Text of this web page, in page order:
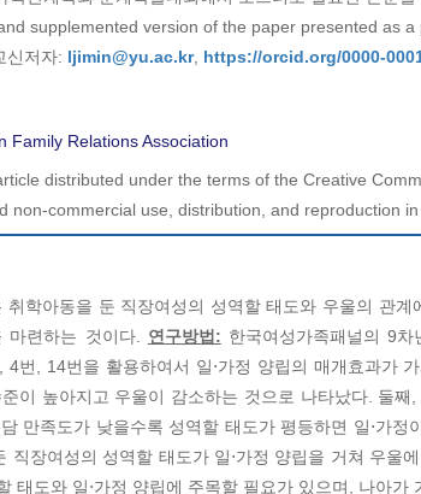
supplemented version of the paper presented as
신저자: ljimin@yu.ac.kr, https://orcid.org/0000-
Family Relations Association
distributed under the terms of the Creative
non-commercial use, distribution, and reproduction
취학아동을 둔 직장여성의 성역할 태도와 우울의 관
마련하는 것이다. 연구방법: 한국여성가족패널의 9
번, 14번을 활용하여서 일⋅가정 양립의 매개효과가
이 높아지고 우울이 감소하는 것으로 나타났다. 둘
만족도가 낮을수록 성역할 태도가 평등하면 일⋅가
직장여성의 성역할 태도가 일⋅가정 양립을 거쳐 우
태도와 일⋅가정 양립에 주목할 필요가 있으며, 나아